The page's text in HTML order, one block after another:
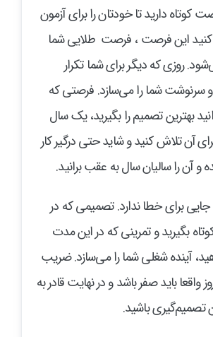
کوتاه دارید تا خودتان را برای آزمون
کنید این فرصت ، فرصت طلایی شما
روزی که دیگر برای شما تکرار
سرنوشت شما را می‌سازد. فرصتی که
بهترین تصمیم را بگیرید، یک سال
آن تلاش کنید و شاید حتی درگیر کار
و آن را سالیان سال به عقب برانید.
جایی برای خطا ندارد. تصمیمی که در
بگیرید و تمرینی که در این مدت
آینده شغلی شما را می‌سازد. ضریب
واقعا باید صفر باشد و در نهایت قادر به
تصمیم‌گیری باشید.